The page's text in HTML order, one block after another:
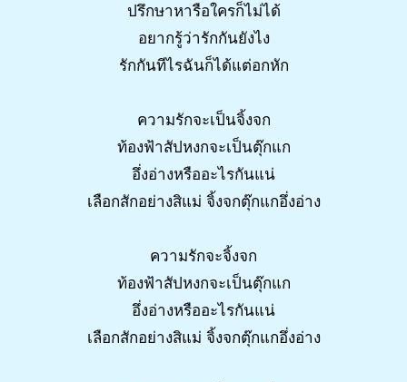
ปรึกษาหารือใครก็ไม่ได้
อยากรู้ว่ารักกันยังไง
รักกันทีไรฉันก็ได้แต่อกหัก
ความรักจะเป็นจิ้งจก
ท้องฟ้าสัปหงกจะเป็นตุ๊กแก
อึ่งอ่างหรืออะไรกันแน่
เลือกสักอย่างสิแม่ จิ้งจกตุ๊กแกอึ่งอ่าง
ความรักจะจิ้งจก
ท้องฟ้าสัปหงกจะเป็นตุ๊กแก
อึ่งอ่างหรืออะไรกันแน่
เลือกสักอย่างสิแม่ จิ้งจกตุ๊กแกอึ่งอ่าง